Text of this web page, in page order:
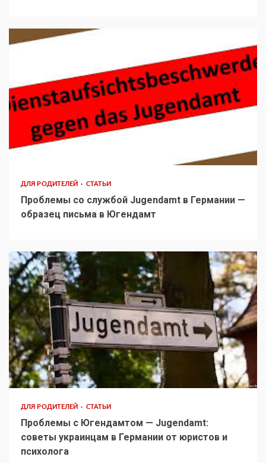
ДЛЯ РОДИТЕЛЕЙ СТАТЬИ
Проблемы со службой Jugendamt в Германии —
образец письма в Югендамт
ДЛЯ РОДИТЕЛЕЙ СТАТЬИ
Проблемы с Югендамтом — Jugendamt:
советы украинцам в Германии от юристов и
психолога